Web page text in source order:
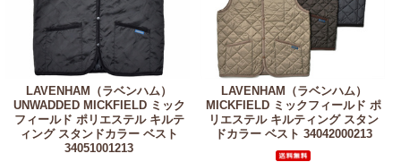
LAVENHAM（ラベンハム）
UNWADDED MICKFIELD ミック
フィールド ポリエステル キルテ
ィング スタンドカラー ベスト
34051001213
LAVENHAM（ラベンハム）
MICKFIELD ミックフィールド ポ
リエステル キルティング スタン
ドカラー ベスト 34042000213